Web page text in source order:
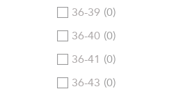
36-39 0
36-40 0
36-41 0
36-43 0